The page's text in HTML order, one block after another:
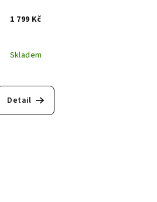
1 799 Kč
Skladem
Detail